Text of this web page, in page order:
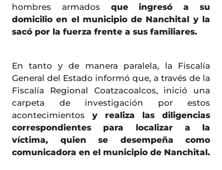
hombres armados que ingresó a su
domicilio en el municipio de Nanchital y la
sacó por la fuerza frente a sus familiares.
En tanto y de manera paralela, la Fiscalía
General del Estado informó que, a través de la
Fiscalía Regional Coatzacoalcos, inició una
carpeta de investigación por estos
acontecimientos y realiza las diligencias
correspondientes para localizar a la
víctima, quien se desempeña como
comunicadora en el municipio de Nanchital.